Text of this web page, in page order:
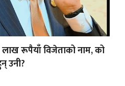
लाख रूपैयाँ विजेताको नाम, को
उनी?